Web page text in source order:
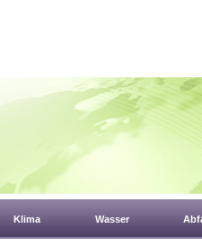
Klima Wasser